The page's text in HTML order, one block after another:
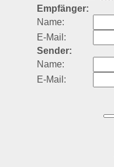
Empfänger:
Name:
E-Mail:
Sender:
Name:
E-Mail: